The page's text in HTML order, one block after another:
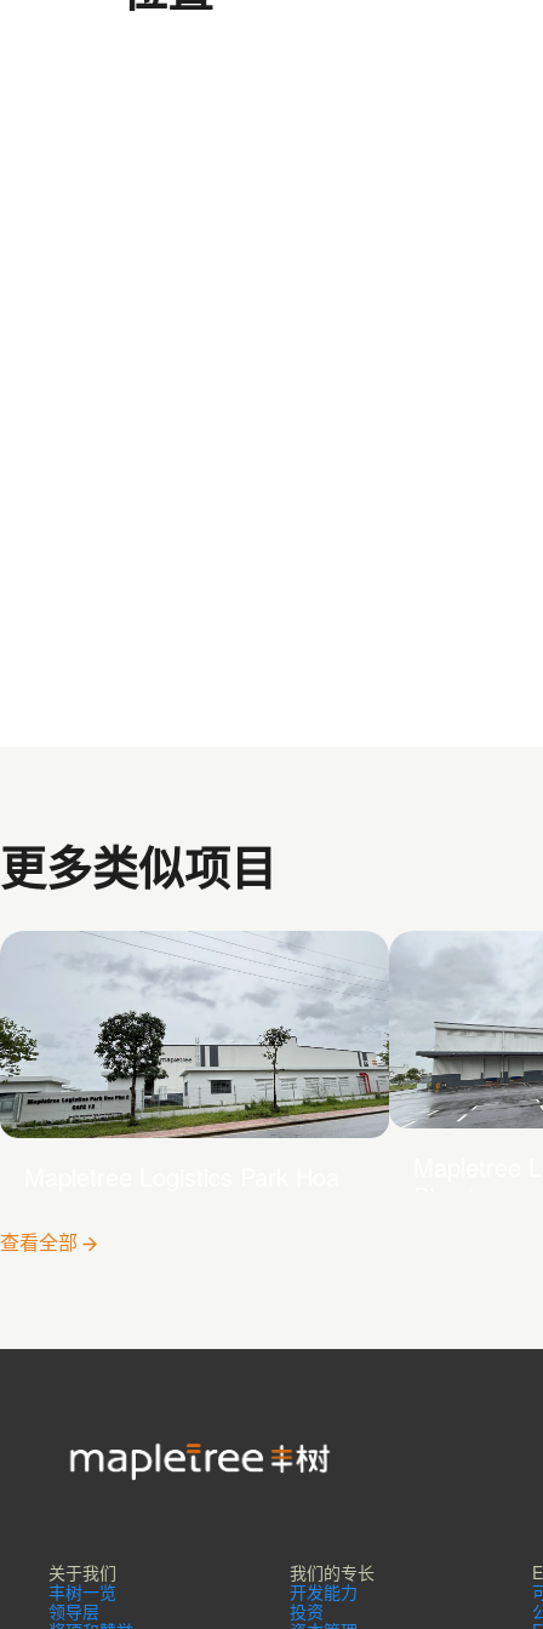
更多类似项目
查看全部
关于我们
丰树一览
领导层
我们的专长
开发能力
投资